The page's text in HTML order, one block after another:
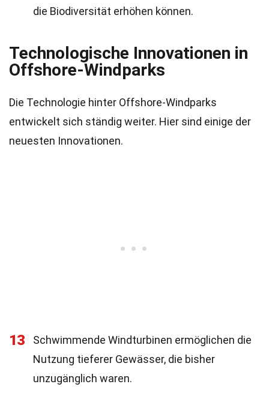
die Biodiversität erhöhen können.
Technologische Innovationen in
Offshore-Windparks
Die Technologie hinter Offshore-Windparks
entwickelt sich ständig weiter. Hier sind einige der
neuesten Innovationen.
13
Schwimmende Windturbinen ermöglichen die
Nutzung tieferer Gewässer, die bisher
unzugänglich waren.